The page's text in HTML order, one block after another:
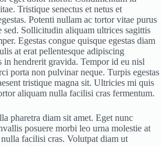
Tristique senectus et netus et
Potenti nullam ac tortor vitae purus
sed. Sollicitudin aliquam ultrices sagittis
Egestas congue quisque egestas diam
at erat pellentesque adipiscing
in hendrerit gravida. Tempor id eu nisl
porta non pulvinar neque. Turpis egestas
tristique magna sit. Ultricies mi quis
aliquam nulla facilisi cras fermentum.
pharetra diam sit amet. Eget nunc
posuere morbi leo urna molestie at
facilisi cras. Volutpat diam ut